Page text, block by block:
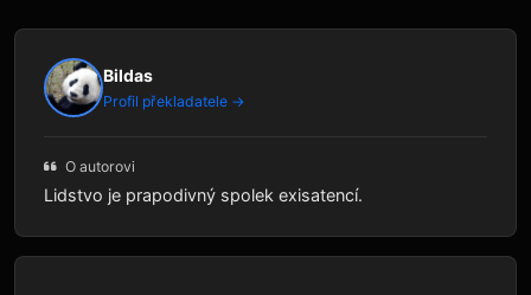
Bildas
Profil překladatele →
O autorovi
Lidstvo je prapodivný spolek exisatencí.